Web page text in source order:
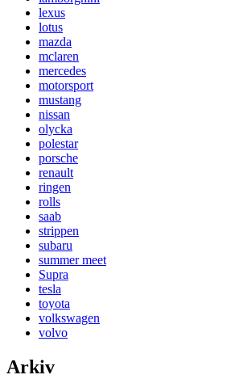
lexus
lotus
mazda
mclaren
mercedes
motorsport
mustang
nissan
olycka
polestar
porsche
renault
ringen
rolls
saab
strippen
subaru
summer meet
Supra
tesla
toyota
volkswagen
volvo
Arkiv